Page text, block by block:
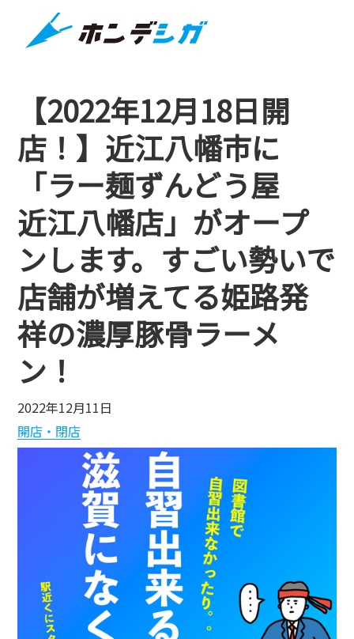
【2022年12月18日開
店！】近江八幡市に
「ラー麺ずんどう屋
近江八幡店」がオープ
ンします。すごい勢いで
店舗が増えてる姫路発
祥の濃厚豚骨ラーメ
ン！
2022年12月11日
開店・閉店